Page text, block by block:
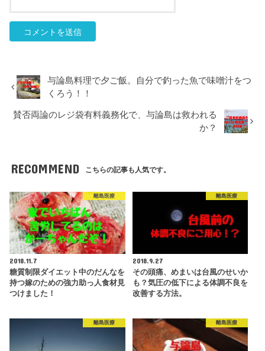
与論島料理で夕ご飯。自分で釣った魚で味噌汁をつ
くろう！！
賛否両論のレジ袋有料義務化で、与論島は救われる
か？
RECOMMEND こちらの記事も人気です。
離島医療
2018.11.7
糖質制限ダイエット中のだんなを
持つ嫁のための強力助っ人食材見
つけました！
離島医療
2018.9.27
その頭痛、めまいは台風のせいか
も？気圧の低下による体調不良を
改善する方法。
離島医療 離島医療